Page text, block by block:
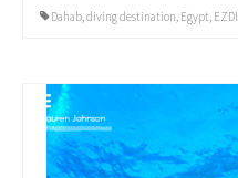
Dahab diving destination Egypt